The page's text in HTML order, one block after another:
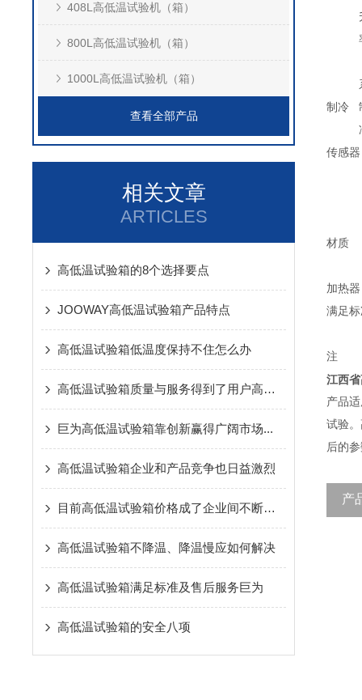
408L高低温试验机（箱）
800L高低温试验机（箱）
1000L高低温试验机（箱）
查看全部产品
相关文章
ARTICLES
高低温试验箱的8个选择要点
JOOWAY高低温试验箱产品特点
高低温试验箱低温度保持不住怎么办
高低温试验箱质量与服务得到了用户高度称赞
巨为高低温试验箱靠创新赢得广阔市场...
高低温试验箱企业和产品竞争也日益激烈
目前高低温试验箱价格成了企业间不断竞争的目标
高低温试验箱不降温、降温慢应如何解决
高低温试验箱满足标准及售后服务巨为
高低温试验箱的安全八项
制冷
传感器
材质
加热器
满足
注
江西
产品
试验
后的
产